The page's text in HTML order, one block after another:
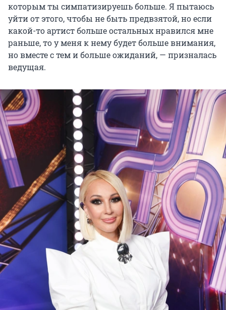
которым ты симпатизируешь больше. Я пытаюсь
уйти от этого, чтобы не быть предвзятой, но если
какой-то артист больше остальных нравился мне
раньше, то у меня к нему будет больше внимания,
но вместе с тем и больше ожиданий, — призналась
ведущая.